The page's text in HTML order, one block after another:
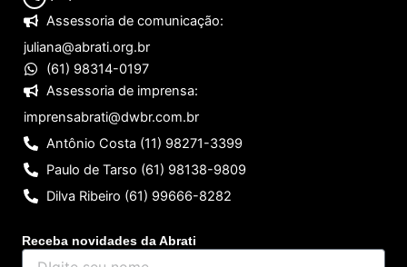
Assessoria de comunicação:
juliana@abrati.org.br
(61) 98314-0197
Assessoria de imprensa:
imprensabrati@dwbr.com.br
Antônio Costa (11) 98271-3399
Paulo de Tarso (61) 98138-9809
Dilva Ribeiro (61) 99666-8282
Receba novidades da Abrati
DIgite